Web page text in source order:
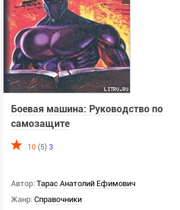
Боевая машина: Руководство по
самозащите
10 (5)3
Автор: Тарас Анатолий Ефимович
Жанр: Справочники